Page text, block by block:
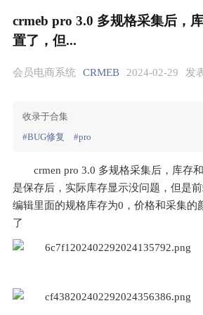
crmeb pro 3.0 多规格采集后，
置了，但...
会员电商系统 CRMEB 2024-02-29 发
收录于合集
#BUG修复
#pro
crmen pro 3.0 多规格采集后，库存
是保存后，实际库存显示没问题，但是
编辑里面的规格库存为0，价格和采集的
了